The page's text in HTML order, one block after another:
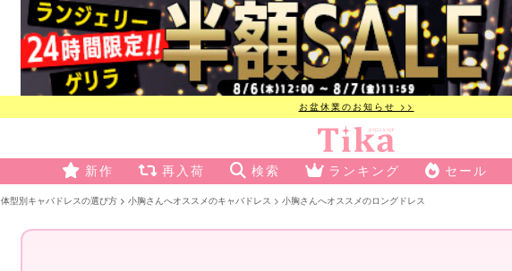
お盆休業のお知らせ >>
新作 再入荷 検索 ランキング セール
型別キャバドレスの選び方 小胸さんへオススメのキャバドレス 小胸さんへオススメのロングドレス